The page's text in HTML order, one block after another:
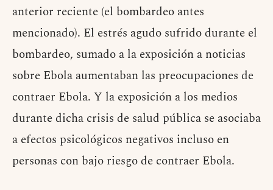
anterior reciente (el bombardeo antes
mencionado). El estrés agudo sufrido durante el
bombardeo, sumado a la exposición a noticias
sobre Ebola aumentaban las preocupaciones de
contraer Ebola. Y la exposición a los medios
durante dicha crisis de salud pública se asociaba
a efectos psicológicos negativos incluso en
personas con bajo riesgo de contraer Ebola.